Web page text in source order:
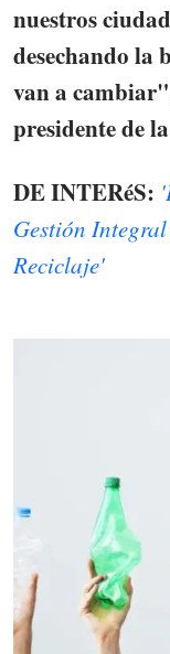
nuestros
desechando la
van a
presidente de
DE INTERéS:
Gestión
Reciclaje'